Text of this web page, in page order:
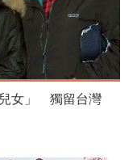
兒女」 獨留台灣